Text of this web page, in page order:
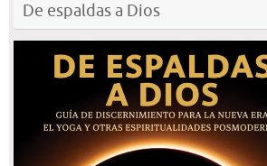
De espaldas a Dios